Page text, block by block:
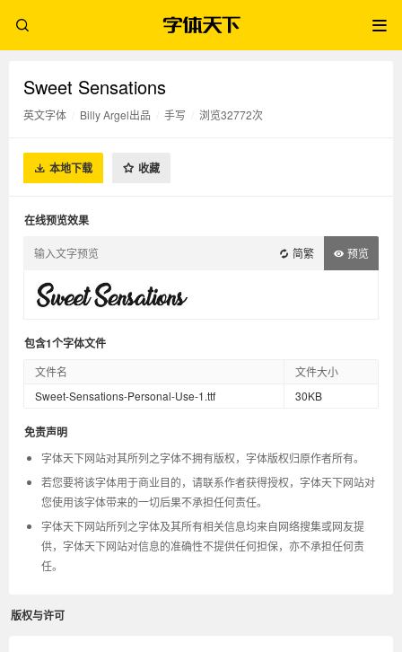
Sweet Sensations
英文字体 Billy Argel出品 手写 浏览32772次
本地下载 收藏
在线预览效果
简繁 预览
包含1个字体文件
文件名
文件大小
Sweet-Sensations-Personal-Use-1.ttf
30KB
免责声明
字体天下网站对其所列之字体不拥有版权，字体版权归原作者所有。
若您要将该字体用于商业目的，请联系作者获得授权，字体天下网站对
您使用该字体带来的一切后果不承担任何责任。
字体天下网站所列之字体及其所有相关信息均来自网络搜集或网友提
供，字体天下网站对信息的准确性不提供任何担保，亦不承担任何责
任。
版权与许可